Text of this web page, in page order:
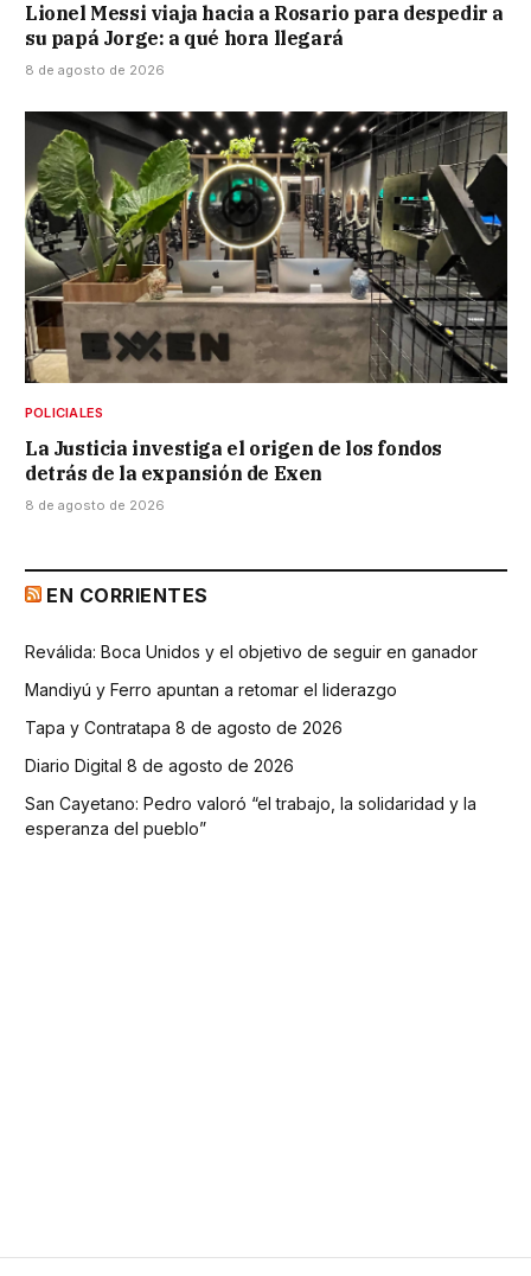
Lionel Messi viaja hacia a Rosario para despedir a
su papá Jorge: a qué hora llegará
8 de agosto de 2026
POLICIALES
La Justicia investiga el origen de los fondos
detrás de la expansión de Exen
8 de agosto de 2026
EN CORRIENTES
Reválida: Boca Unidos y el objetivo de seguir en ganador
Mandiyú y Ferro apuntan a retomar el liderazgo
Tapa y Contratapa 8 de agosto de 2026
Diario Digital 8 de agosto de 2026
San Cayetano: Pedro valoró “el trabajo, la solidaridad y la
esperanza del pueblo”